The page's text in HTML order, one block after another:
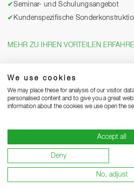
We use cookies
We may place these for analysis of our visitor
personalised content and to give you a great
information about the cookies we use open the
Accept all
Deny
No, adjust
✔Seminar- und Schulungsangebot
✔ Kundenspezifische
MEHR ZU IHREN VORTEILEN
Impressum Datenschutz
Lieferhinweise